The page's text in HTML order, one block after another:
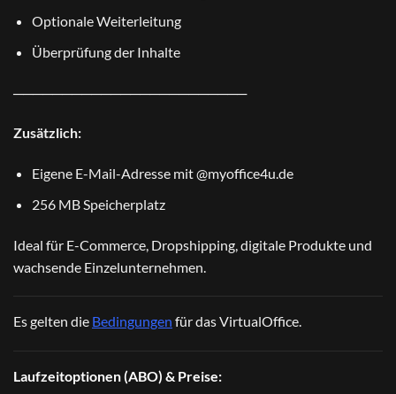
Optionale Weiterleitung
Überprüfung der Inhalte
────────────────────────
Zusätzlich:
Eigene E-Mail-Adresse mit @myoffice4u.de
256 MB Speicherplatz
Ideal für E-Commerce, Dropshipping, digitale Produkte und
wachsende Einzelunternehmen.
Es gelten die Bedingungen für das VirtualOffice.
Laufzeitoptionen (ABO) & Preise: